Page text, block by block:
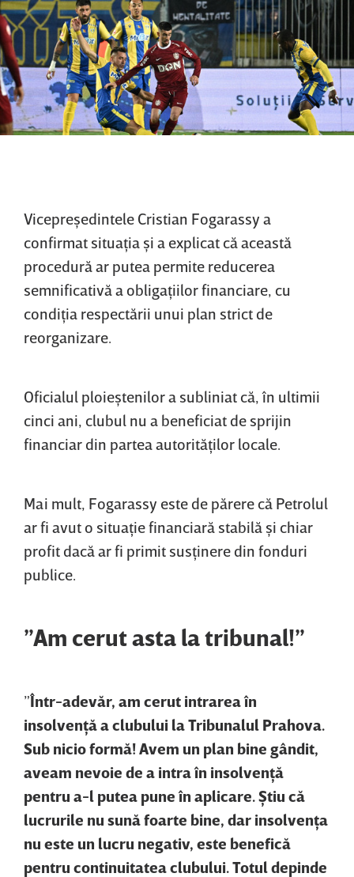
Vicepreşedintele Cristian Fogarassy a
confirmat situaţia şi a explicat că această
procedură ar putea permite reducerea
semnificativă a obligaţiilor financiare, cu
condiţia respectării unui plan strict de
reorganizare.
Oficialul ploieştenilor a subliniat că, în ultimii
cinci ani, clubul nu a beneficiat de sprijin
financiar din partea autorităţilor locale.
Mai mult, Fogarassy este de părere că Petrolul
ar fi avut o situaţie financiară stabilă şi chiar
profit dacă ar fi primit susţinere din fonduri
publice.
”Am cerut asta la tribunal!”
”Într-adevăr, am cerut intrarea în
insolvenţă a clubului la Tribunalul Prahova.
Sub nicio formă! Avem un plan bine gândit,
aveam nevoie de a intra în insolvenţă
pentru a-l putea pune în aplicare. Ştiu că
lucrurile nu sună foarte bine, dar insolvenţa
nu este un lucru negativ, este benefică
pentru continuitatea clubului. Totul depinde